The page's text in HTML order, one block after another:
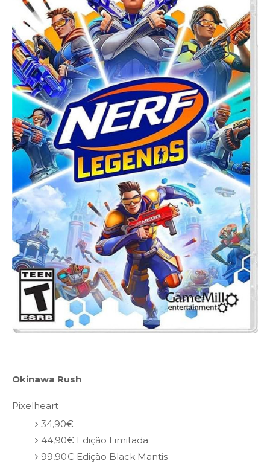
Okinawa Rush
Pixelheart
34,90€
44,90€ Edição Limitada
99,90€ Edição Black Mantis